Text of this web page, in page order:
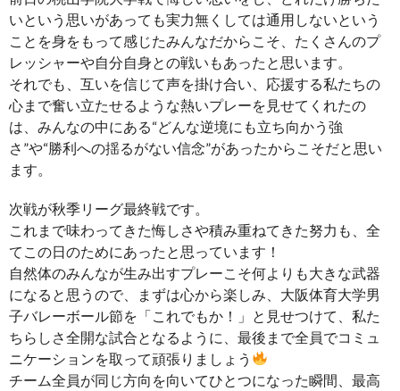
いという思いがあっても実力無くしては通用しないという
ことを身をもって感じたみんなだからこそ、たくさんのプ
レッシャーや自分自身との戦いもあったと思います。
それでも、互いを信じて声を掛け合い、応援する私たちの
心まで奮い立たせるような熱いプレーを見せてくれたの
は、みんなの中にある“どんな逆境にも立ち向かう強
さ”や“勝利への揺るがない信念”があったからこそだと思い
ます。
次戦が秋季リーグ最終戦です。
これまで味わってきた悔しさや積み重ねてきた努力も、全
てこの日のためにあったと思っています！
自然体のみんなが生み出すプレーこそ何よりも大きな武器
になると思うので、まずは心から楽しみ、大阪体育大学男
子バレーボール節を「これでもか！」と見せつけて、私た
ちらしさ全開な試合となるように、最後まで全員でコミュ
ニケーションを取って頑張りましょう
チーム全員が同じ方向を向いてひとつになった瞬間、最高